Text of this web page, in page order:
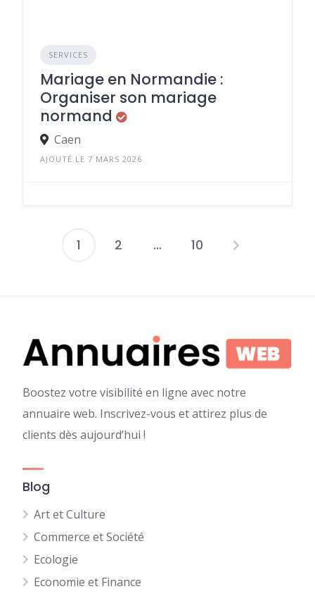
SERVICES
Mariage en Normandie :
Organiser son mariage
normand
Caen
AJOUTÉ LE 7 MARS 2026
Pagination
1 2 … 10
Boostez votre visibilité en ligne avec notre
annuaire web. Inscrivez-vous et attirez plus de
clients dès aujourd’hui !
Blog
Art et Culture
Commerce et Société
Ecologie
Economie et Finance